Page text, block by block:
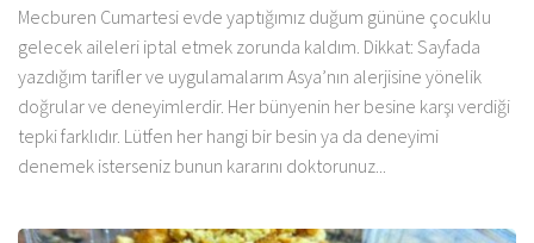
Mecburen Cumartesi evde yaptığımız duğum gününe çocuklu
gelecek aileleri iptal etmek zorunda kaldım. Dikkat: Sayfada
yazdığım tarifler ve uygulamalarım Asya’nın alerjisine yönelik
doğrular ve deneyimlerdir. Her bünyenin her besine karşı verdiği
tepki farklıdır. Lütfen her hangi bir besin ya da deneyimi
denemek isterseniz bunun kararını doktorunuz...